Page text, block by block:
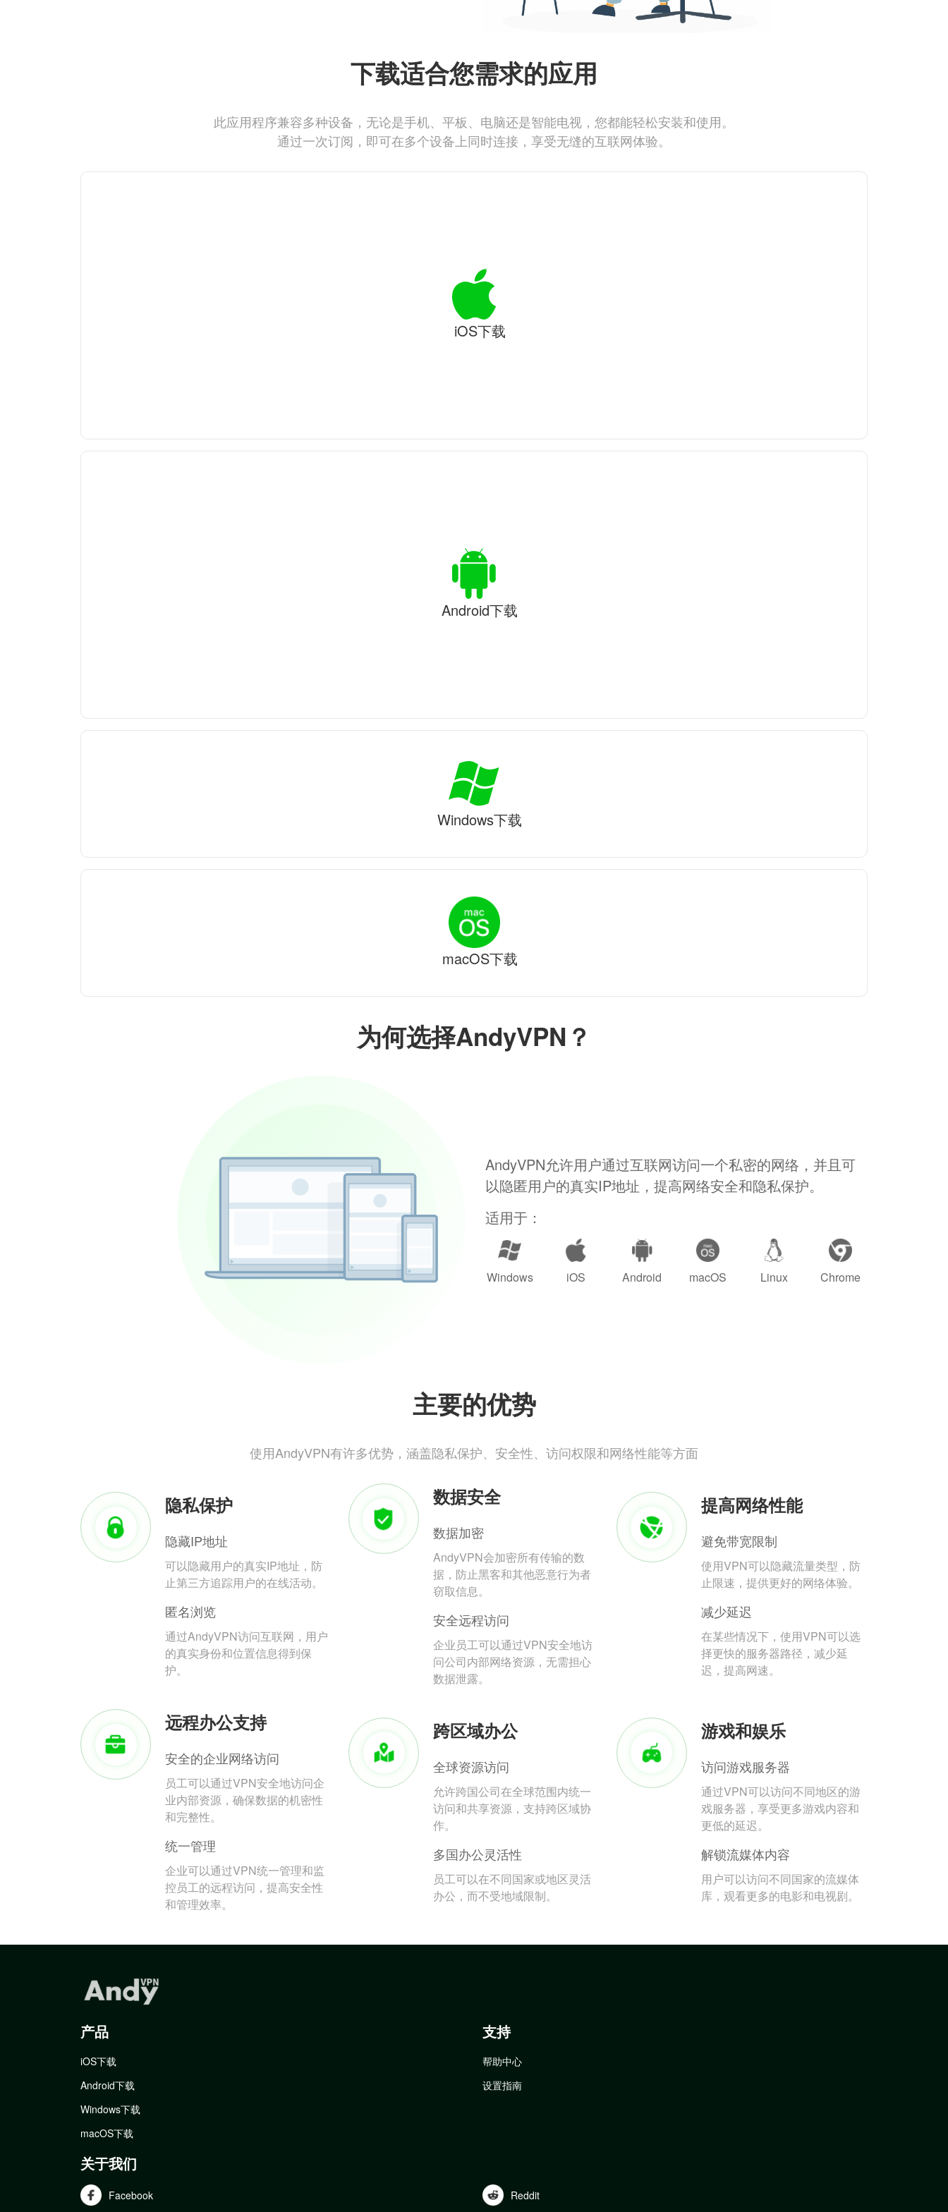
为何选择AndyVPN？
AndyVPN允许用户通过互联网访问一个私密的网络，并且可
以隐匿用户的真实IP地址，提高网络安全和隐私保护。
适用于：
Windows iOS Android macOS Linux Chrome
主要的优势
使用AndyVPN有许多优势，涵盖隐私保护、安全性、访问权限和网络性能等方面
隐私保护
隐藏IP地址
可以隐藏用户的真实IP地址，防
止第三方追踪用户的在线活动。
匿名浏览
通过AndyVPN访问互联网，用户
的真实身份和位置信息得到保
护。
数据安全
数据加密
AndyVPN会加密所有传输的数
据，防止黑客和其他恶意行为者
窃取信息。
安全远程访问
企业员工可以通过VPN安全地访
问公司内部网络资源，无需担心
数据泄露。
提高网络性能
避免带宽限制
使用VPN可以隐藏流量类型，防
止限速，提供更好的网络体验。
减少延迟
在某些情况下，使用VPN可以选
择更快的服务器路径，减少延
迟，提高网速。
远程办公支持
安全的企业网络访问
员工可以通过VPN安全地访问企
业内部资源，确保数据的机密性
和完整性。
统一管理
企业可以通过VPN统一管理和监
控员工的远程访问，提高安全性
和管理效率。
跨区域办公
全球资源访问
允许跨国公司在全球范围内统一
访问和共享资源，支持跨区域协
作。
多国办公灵活性
员工可以在不同国家或地区灵活
办公，而不受地域限制。
游戏和娱乐
访问游戏服务器
通过VPN可以访问不同地区的游
戏服务器，享受更多游戏内容和
更低的延迟。
解锁流媒体内容
用户可以访问不同国家的流媒体
库，观看更多的电影和电视剧。
下载适合您需求的应用
此应用程序兼容多种设备，无论是手机、平板、电脑还是智能电视，您都能轻松安装和使用。
通过一次订阅，即可在多个设备上同时连接，享受无缝的互联网体验。
iOS下载
Android下载
Windows下载
macOS下载
产品
iOS下载
Android下载
Windows下载
macOS下载
支持
帮助中心
设置指南
关于我们
Facebook Reddit